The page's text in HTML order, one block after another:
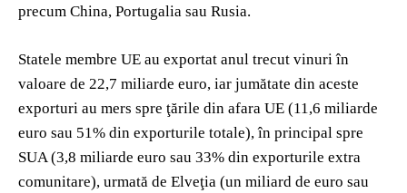
precum China, Portugalia sau Rusia.
Statele membre UE au exportat anul trecut vinuri în
valoare de 22,7 miliarde euro, iar jumătate din aceste
exporturi au mers spre ţările din afara UE (11,6 miliarde
euro sau 51% din exporturile totale), în principal spre
SUA (3,8 miliarde euro sau 33% din exporturile extra
comunitare), urmată de Elveţia (un miliard de euro sau